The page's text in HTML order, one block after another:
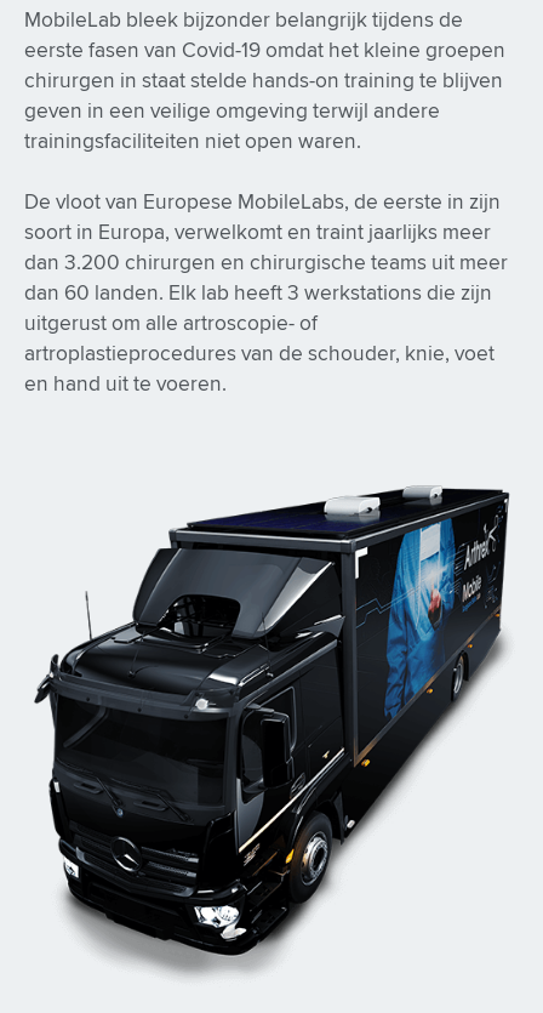
MobileLab bleek bijzonder belangrijk tijdens de
eerste fasen van Covid-19 omdat het kleine groepen
chirurgen in staat stelde hands-on training te blijven
geven in een veilige omgeving terwijl andere
trainingsfaciliteiten niet open waren.
De vloot van Europese MobileLabs, de eerste in zijn
soort in Europa, verwelkomt en traint jaarlijks meer
dan 3.200 chirurgen en chirurgische teams uit meer
dan 60 landen. Elk lab heeft 3 werkstations die zijn
uitgerust om alle artroscopie- of
artroplastieprocedures van de schouder, knie, voet
en hand uit te voeren.